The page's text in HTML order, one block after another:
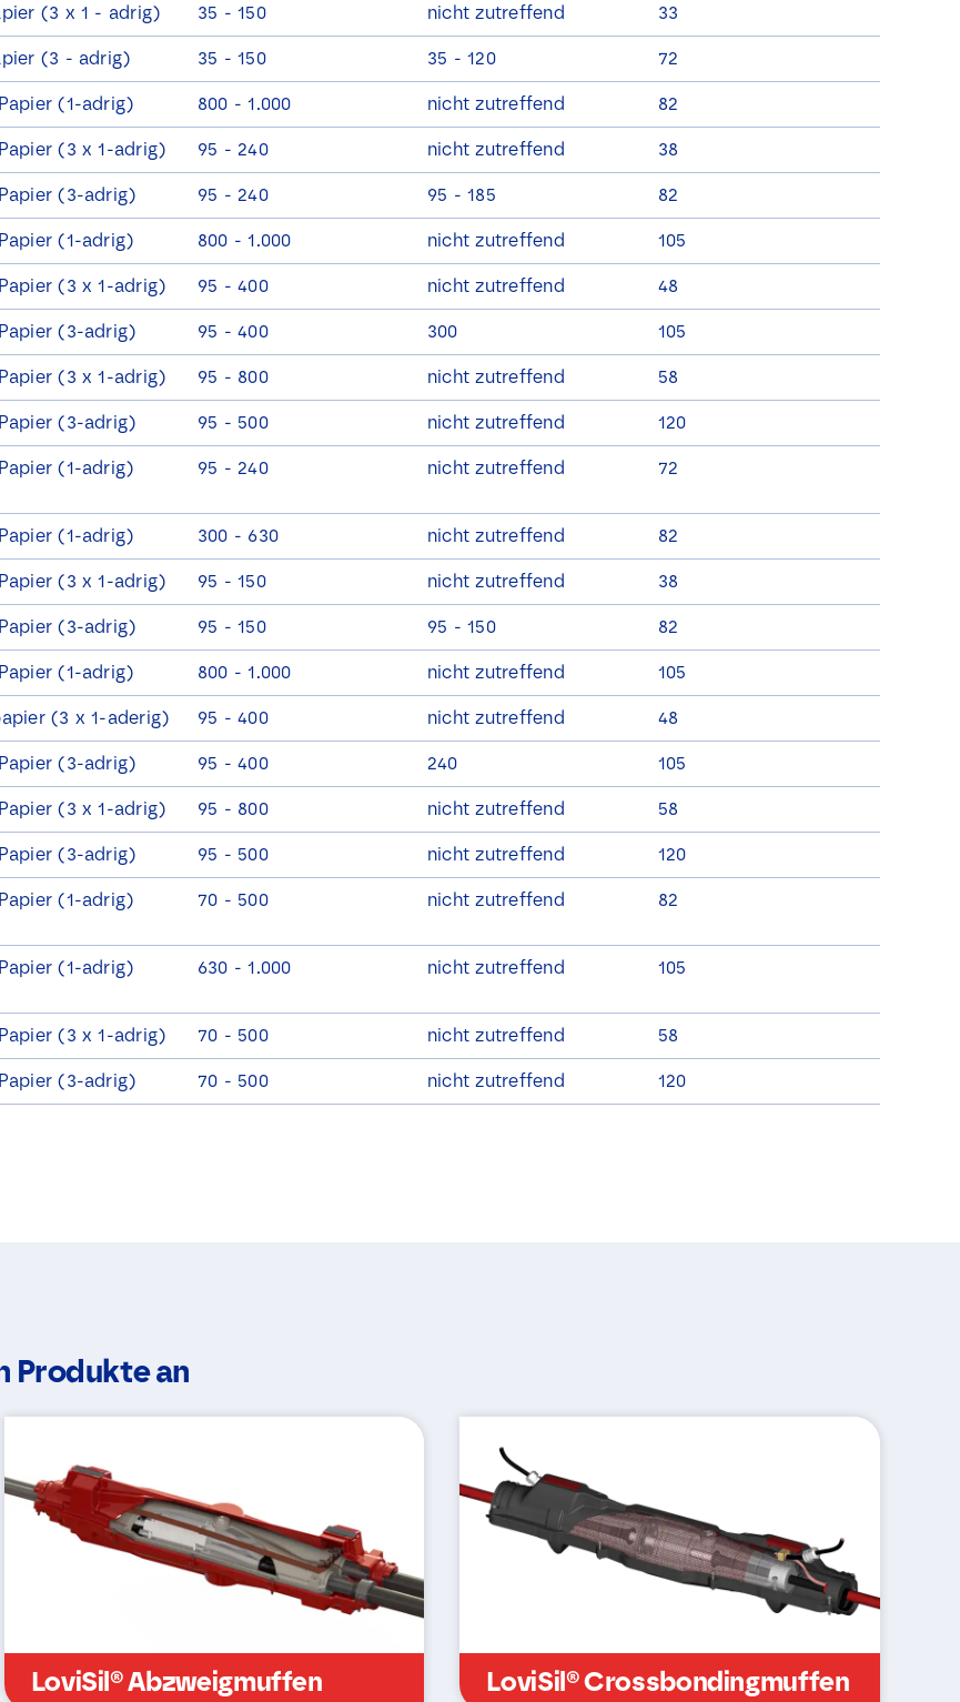
(3 x 1 - adrig) 35 - 150 nicht zutreffend 33
(3 - adrig) 35 - 150 35 - 120 72
(1-adrig) 800 - 1.000 nicht zutreffend 82
(3 x 1-adrig) 95 - 240 nicht zutreffend 38
(3-adrig) 95 - 240 95 - 185 82
(1-adrig) 800 - 1.000 nicht zutreffend 105
(3 x 1-adrig) 95 - 400 nicht zutreffend 48
(3-adrig) 95 - 400 300 105
(3 x 1-adrig) 95 - 800 nicht zutreffend 58
(3-adrig) 95 - 500 nicht zutreffend 120
(1-adrig) 95 - 240 nicht zutreffend 72
(1-adrig) 300 - 630 nicht zutreffend 82
(3 x 1-adrig) 95 - 150 nicht zutreffend 38
(3-adrig) 95 - 150 95 - 150 82
(1-adrig) 800 - 1.000 nicht zutreffend 105
(3 x 1-aderig) 95 - 400 nicht zutreffend 48
(3-adrig) 95 - 400 240 105
(3 x 1-adrig) 95 - 800 nicht zutreffend 58
(3-adrig) 95 - 500 nicht zutreffend 120
(1-adrig) 70 - 500 nicht zutreffend 82
(1-adrig) 630 - 1.000 nicht zutreffend 105
(3 x 1-adrig) 70 - 500 nicht zutreffend 58
(3-adrig) 70 - 500 nicht zutreffend 120
Produkte an
LoviSil® Abzweigmuffen LoviSil® Crossbondingmuffen
Ich stimme zu, dass Lovink Enertech mich bezüglich
meiner Anfrage kontaktiert.
Download